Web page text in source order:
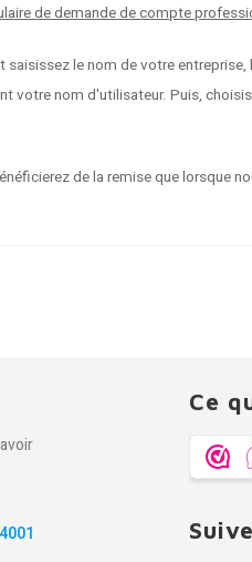
de demande de compte
le nom de votre
votre nom d'utilisateur. Puis,
de la remise que lorsque
Ce